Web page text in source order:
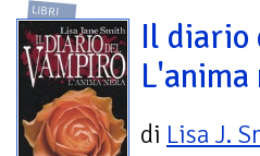
LIBRI
Il diario
L'anima
di Lisa J.